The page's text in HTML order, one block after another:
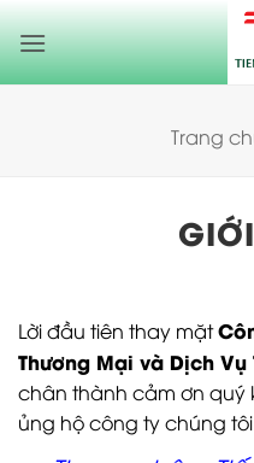
Bỏ
qua
nội
Trang
Lời đầu tiên thay mặt
Thương Mại và Dịch Vụ
chân thành cảm ơn
ủng hộ công ty chúng